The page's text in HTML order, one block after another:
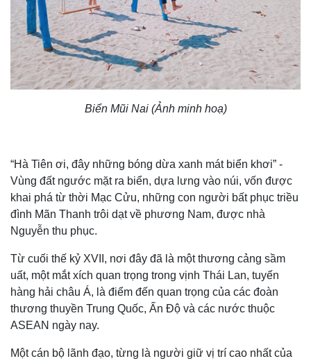
Biển Mũi Nai (Ảnh minh hoạ)
“Hà Tiên ơi, đây những bóng dừa xanh mát biển khơi” -
Vùng đất ngước mặt ra biển, dựa lưng vào núi, vốn được
khai phá từ thời Mạc Cửu, những con người bất phục triều
đình Mãn Thanh trôi dạt về phương Nam, được nhà
Nguyễn thu phục.
Từ cuối thế kỷ XVII, nơi đây đã là một thương cảng sầm
uất, một mắt xích quan trọng trong vịnh Thái Lan, tuyến
hàng hải châu Á, là điểm đến quan trọng của các đoàn
thương thuyền Trung Quốc, Ấn Độ và các nước thuộc
ASEAN ngày nay.
Một cán bộ lãnh đạo, từng là người giữ vị trí cao nhất của